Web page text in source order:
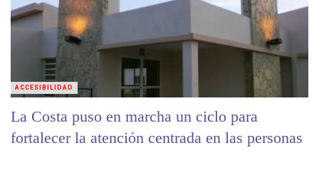
La Costa puso en marcha un ciclo para
fortalecer la atención centrada en las personas
ACCESIBILIDAD